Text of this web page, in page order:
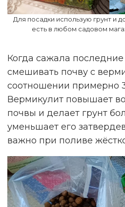
Для посадки использую грунт и
есть в любом садовом
Когда сажала
смешивать почву с
соотношении примерно
Вермикулит повышает
почвы и делает грунт
уменьшает его
важно при поливе